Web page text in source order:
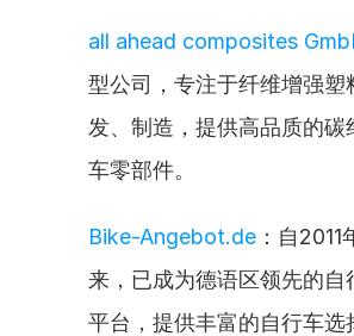
all ahead composites
型公司，专注于纤维增强塑
发、制造，提供高品质的碳
车零部件。
Bike-Angebot.de ：自2011
来，已成为德语区领先的自
平台，提供丰富的自行车选